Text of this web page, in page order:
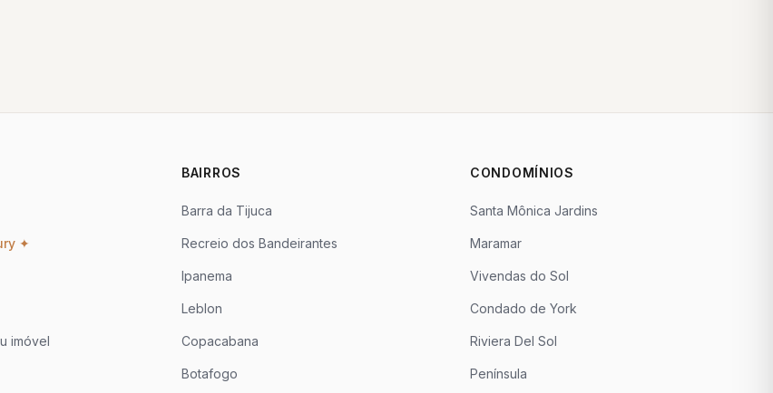
✦
imóvel
BAIRROS
Barra da Tijuca
Recreio dos Bandeirantes
Ipanema
Leblon
Copacabana
Botafogo
CONDOMÍNIOS
Santa Mônica Jardins
Maramar
Vivendas do Sol
Condado de York
Riviera Del Sol
Península